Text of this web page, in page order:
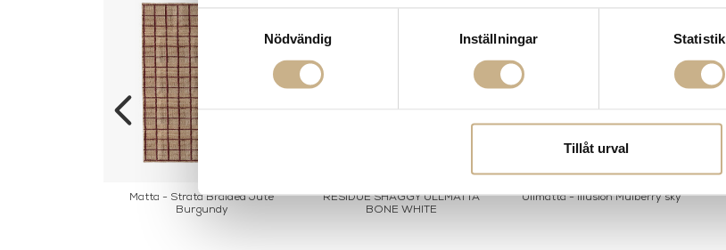
Samtyckesval
Nödvändig
Inställningar Statistik
Tillåt urval
Matta - Strata Braided Jute
Burgundy
RESIDUE SHAGGY ULLMATTA
BONE WHITE
Ullmatta - Illusion Mulberry sky